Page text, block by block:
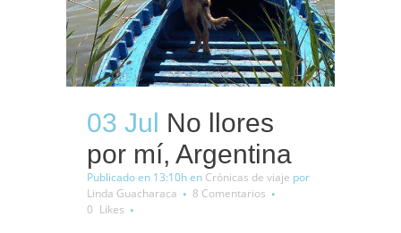
03 Jul No llores
por mí, Argentina
Publicado en 13:10hen Crónicas de viaje por
Linda Guacharaca
8 Comentarios
0 Likes